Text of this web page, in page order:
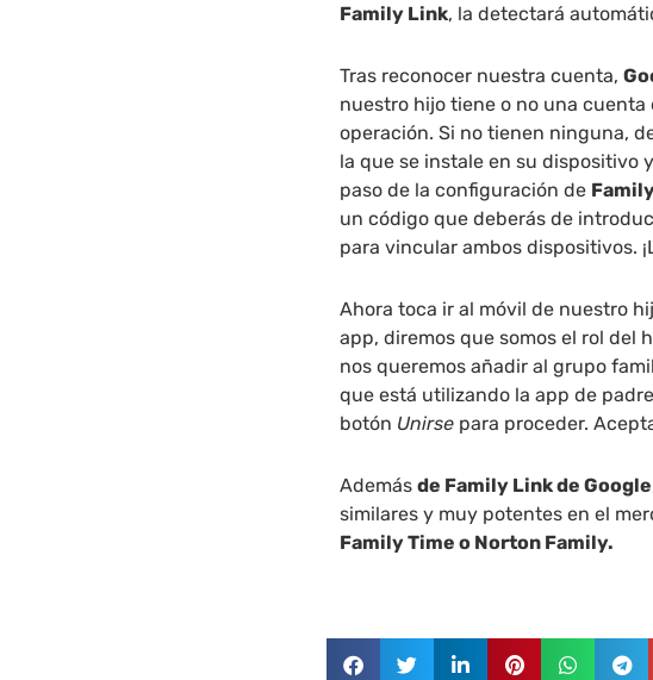
Family Link, la detectará
Tras reconocer nuestra cuenta,
nuestro hijo tiene o no una cuenta
operación. Si no tienen ninguna,
la que se instale en su dispositivo
paso de la configuración de
un código que deberás de
para vincular ambos dispositivos.
Ahora toca ir al móvil de nuestro
app, diremos que somos el rol del
nos queremos añadir al grupo
que está utilizando la app de
botón Unirse para proceder.
Ademásde Family Link de Google
similares y muy potentes en el
Family Time o Norton Family.